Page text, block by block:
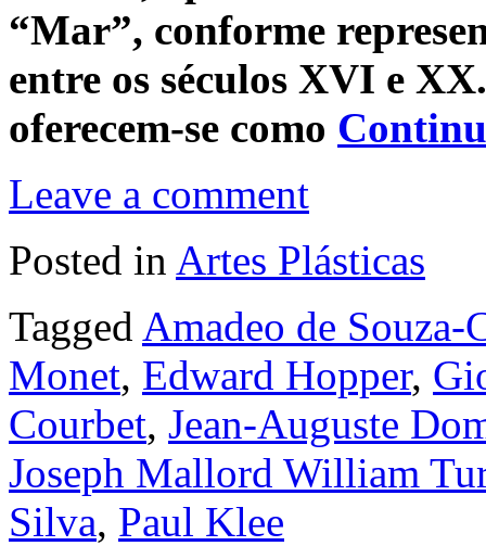
“Mar”, conforme
entre os séculos XVI e
oferecem-se como
Leave a comment
Posted in Artes Plásticas
Tagged Amadeo de Souza-
Monet, Edward Hopper,
Courbet, Jean-Auguste
Joseph Mallord William
Silva, Paul Klee